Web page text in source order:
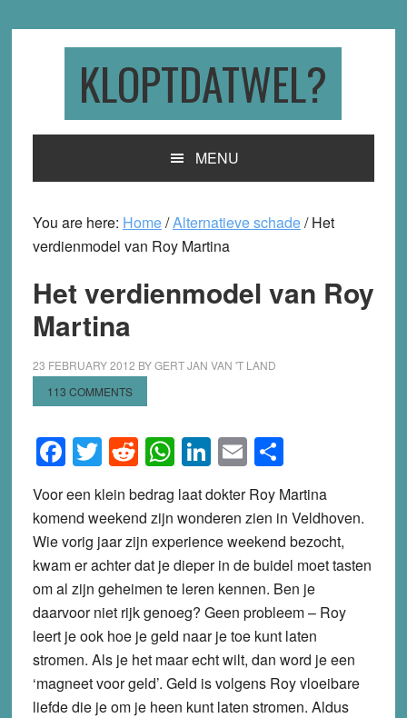
KLOPTDATWEL?
MENU
You are here: Home/Alternatieve schade/Het
verdienmodel van Roy Martina
Het verdienmodel van Roy
Martina
23 FEBRUARY 2012 BYGERT JAN VAN 'T LAND
113 COMMENTS
Facebook
Twitter
Reddit
WhatsApp
LinkedIn
EmailShare
Voor een klein bedrag laat dokter Roy Martina
komend weekend zijn wonderen zien in Veldhoven.
Wie vorig jaar zijn experience weekend bezocht,
kwam er achter dat je dieper in de buidel moet tasten
om al zijn geheimen te leren kennen. Ben je
daarvoor niet rijk genoeg? Geen probleem – Roy
leert je ook hoe je geld naar je toe kunt laten
stromen. Als je het maar echt wilt, dan word je een
‘magneet voor geld’. Geld is volgens Roy vloeibare
liefde die je om je heen kunt laten stromen. Aldus